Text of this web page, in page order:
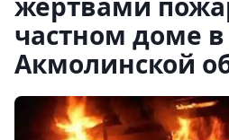
частном доме в
Акмолинской